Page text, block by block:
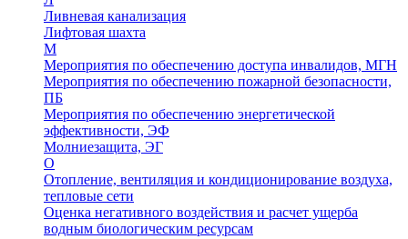
Ливневая канализация
Лифтовая шахта
М
Мероприятия по обеспечению доступа инвалидов, МГН
Мероприятия по обеспечению пожарной безопасности,
ПБ
Мероприятия по обеспечению энергетической
эффективности, ЭФ
Молниезащита, ЭГ
О
Отопление, вентиляция и кондиционирование воздуха,
тепловые сети
Оценка негативного воздействия и расчет ущерба
водным биологическим ресурсам